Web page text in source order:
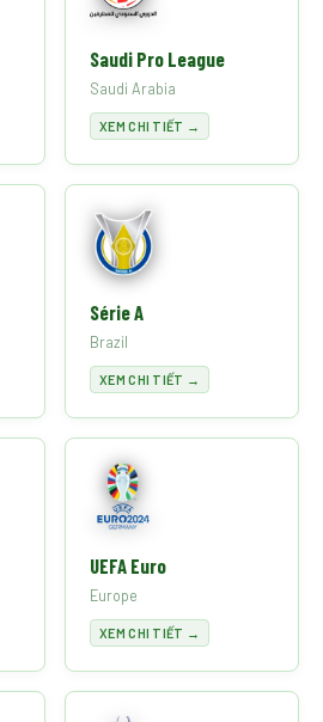
Saudi Pro League
Saudi Arabia
XEM CHI TIẾT →
Série A
Brazil
XEM CHI TIẾT →
UEFA Euro
Europe
XEM CHI TIẾT →